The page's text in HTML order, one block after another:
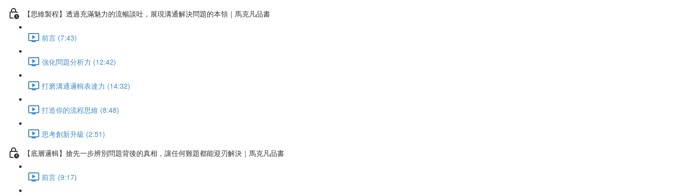
【思維製程】透過充滿魅力的流暢談吐，展現溝通解決問題的本領｜馬克凡品書
前言 (7:43)
強化問題分析力 (12:42)
打磨溝通邏輯表達力 (14:32)
打造你的流程思維 (8:48)
思考創新升級 (2:51)
【底層邏輯】搶先一步辨別問題背後的真相，讓任何難題都能迎刃解決｜馬克凡品書
前言 (9:17)